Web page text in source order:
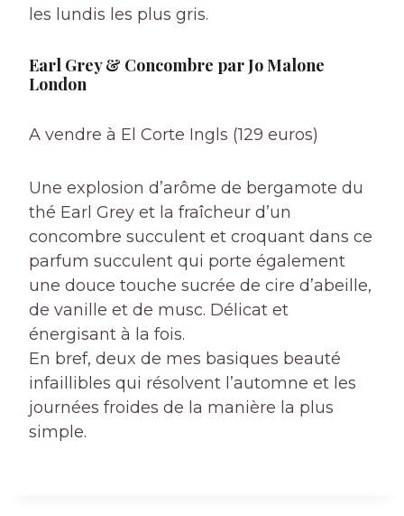
les lundis les plus gris.
Earl Grey & Concombre par Jo Malone
London
A vendre à El Corte Ingls (129 euros)
Une explosion d’arôme de bergamote du
thé Earl Grey et la fraîcheur d’un
concombre succulent et croquant dans ce
parfum succulent qui porte également
une douce touche sucrée de cire d’abeille,
de vanille et de musc. Délicat et
énergisant à la fois.
En bref, deux de mes basiques beauté
infaillibles qui résolvent l’automne et les
journées froides de la manière la plus
simple.